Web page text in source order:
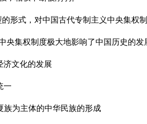
形式，对中国古代专制主义中央集权
央集权制度极大地影响了中国历史的发
济文化的发展
一
族为主体的中华民族的形成